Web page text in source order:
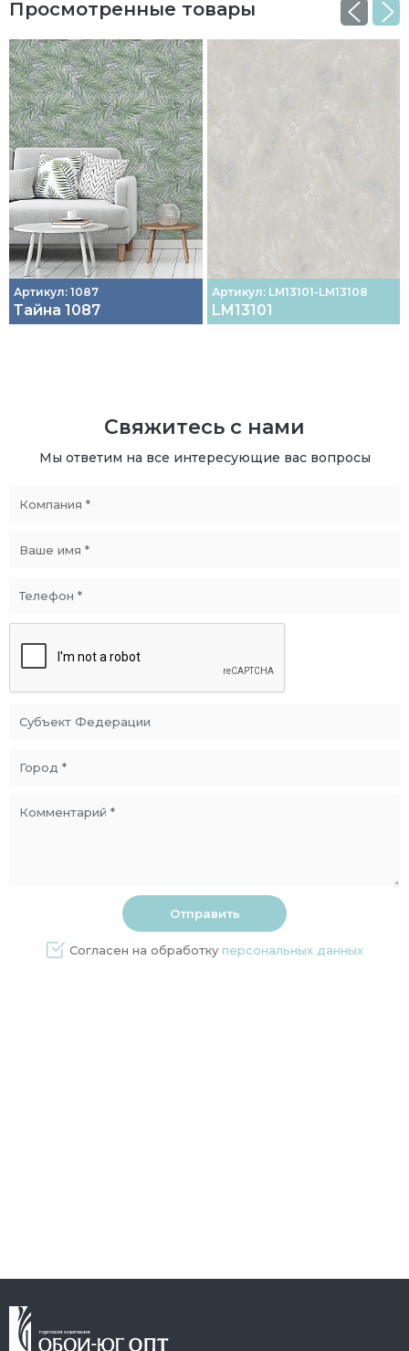
Просмотренные товары
Артикул: 1087
Тайна 1087
Артикул: LM13101-LM13108
LM13101
Свяжитесь с нами
Мы ответим на все интересующие вас вопросы
Согласен на обработку персональных данных